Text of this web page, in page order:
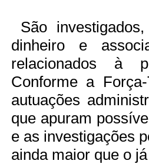
São
dinheiro e
relacionados à
Conforme a
autuações
que apuram
e as investigações
ainda maior que o